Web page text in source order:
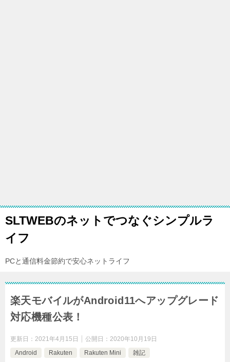
SLTWEBのネットでつなぐシンプルラ
イフ
PCと通信料金節約で安心ネットライフ
楽天モバイルがAndroid11へアップグレード
対応機種公表！
更新日： 2021年4月15日 公開日： 2020年10月19日
Android
Rakuten Rakuten Mini 雑記